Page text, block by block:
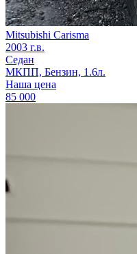
Mitsubishi Carisma
2003 г.в.
Седан
МКПП, Бензин, 1.6л.
Наша цена
85 000